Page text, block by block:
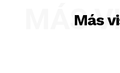
Más
MÁS